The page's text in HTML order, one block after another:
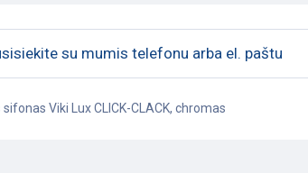
su mumis telefonu arba el. paštu
Viki Lux CLICK-CLACK, chromas